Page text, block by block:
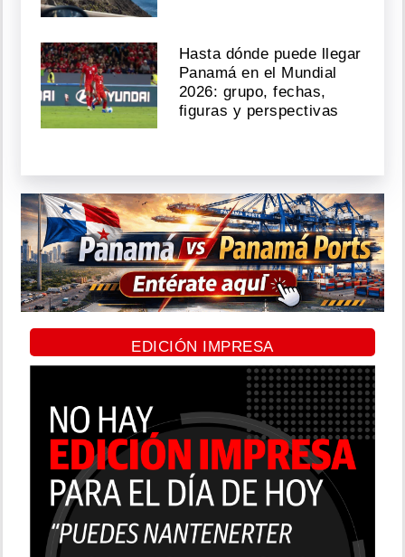
Hasta dónde puede llegar
Panamá en el Mundial
2026: grupo, fechas,
figuras y perspectivas
EDICIÓN IMPRESA